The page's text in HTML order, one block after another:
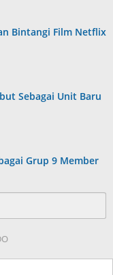
Bintangi Film Netflix
Sebagai Unit Baru
Grup 9 Member